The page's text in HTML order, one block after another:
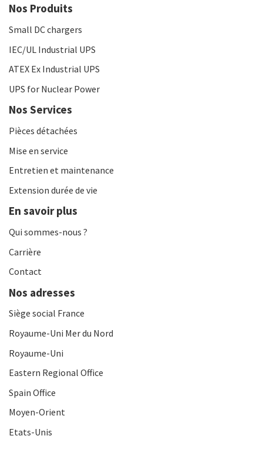
Nos Produits
Small DC chargers
IEC/UL Industrial UPS
ATEX Ex Industrial UPS
UPS for Nuclear Power
Nos Services
Pièces détachées
Mise en service
Entretien et maintenance
Extension durée de vie
En savoir plus
Qui sommes-nous ?
Carrière
Contact
Nos adresses
Siège social France
Royaume-Uni Mer du Nord
Royaume-Uni
Eastern Regional Office
Spain Office
Moyen-Orient
Etats-Unis